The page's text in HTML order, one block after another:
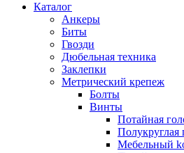
Каталог
Анкеры
Биты
Гвозди
Дюбельная техника
Заклепки
Метрический крепеж
Болты
Винты
Потайная
Полукруглая
Мебельный